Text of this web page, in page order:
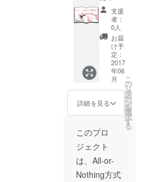
て ご支
援いた
だいた
企業様
の商品
や企業
広告
（半
ペー
ジ）を
掲載し
ます！
（別途
打ち合
わせを
させて
頂きま
す） ※
２；モ
支援
者：
0人
お届
け予
定：
2017
年06
月
詳細を見る
こ
の
リ
タ
ー
ン
を
選
択
す
る
このプロ
ジェクト
は、All-or-
Nothing方式